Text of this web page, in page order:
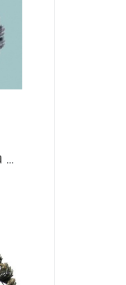
Проволочная щетка М14х115мм D-39883 D-39883